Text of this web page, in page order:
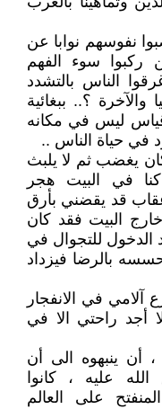
نفوسهم نوابا عن
ركبوا سوء الفهم
الناس بالتشدد
والآخرة ؟.. ببغائية
قياس ليس في مكانه
في حياة الناس ..
يغضب ثم لا يلبث
في البيت هجر
قد يقضني بأرق
البيت فقد كان
الدخول للتجوال في
بالرضا فيزداد
آلامي في الانفجار
أجد راحتي الا في
أن ينبهوه الى أن
عليه ، كانوا
على العالم